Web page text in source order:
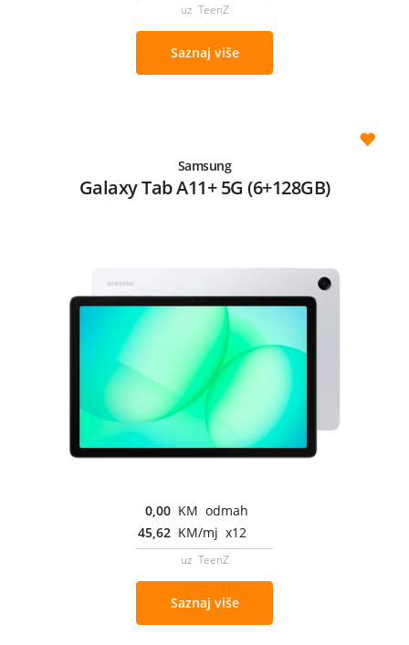
uz TeenZ
Saznaj više
Samsung
Galaxy Tab A11+ 5G (6+128GB)
0,00 KM odmah
45,62 KM/mj x12
uz TeenZ
Saznaj više